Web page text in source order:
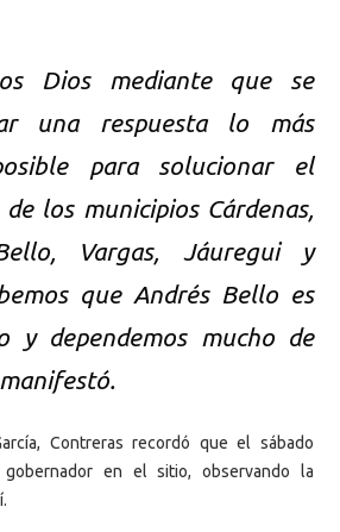
Dios mediante que se
una respuesta lo más
para solucionar el
los municipios Cárdenas,
Vargas, Jáuregui y
que Andrés Bello es
y dependemos mucho de
Contreras recordó que el sábado
en el sitio, observando la